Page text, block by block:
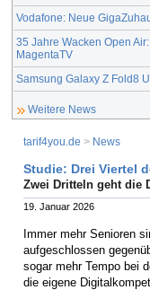
Vodafone: Neue
35 Jahre Wacken Open
MagentaTV
Samsung Galaxy Z Fold8
Weitere News
tarif4you.de > News
Studie: Drei Viertel
Zwei Dritteln geht die
19. Januar 2026
Immer mehr Senioren
aufgeschlossen
sogar mehr Tempo bei
die eigene